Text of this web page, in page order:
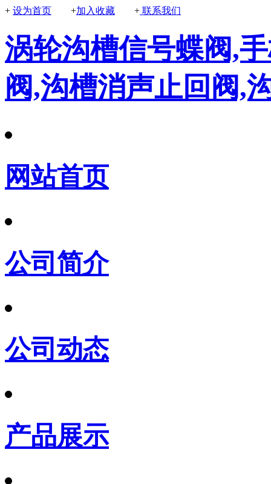
+ 设为首页 +加入收藏 + 联系我们
涡轮沟槽信号蝶阀,
阀,沟槽消声止回阀,
网站首页
公司简介
公司动态
产品展示